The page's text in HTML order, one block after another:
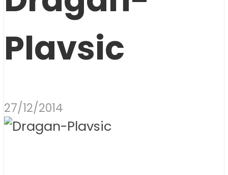
Plavsic
27/12/2014